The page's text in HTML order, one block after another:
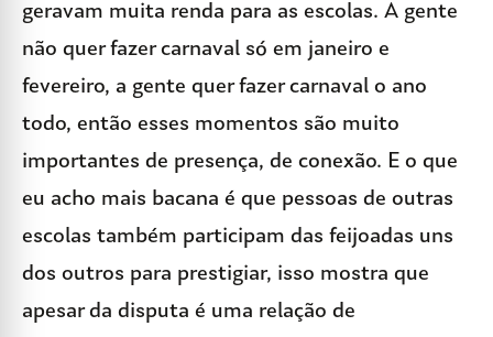
geravam muita renda para as escolas. A gente
não quer fazer carnaval só em janeiro e
fevereiro, a gente quer fazer carnaval o ano
todo, então esses momentos são muito
importantes de presença, de conexão. E o que
eu acho mais bacana é que pessoas de outras
escolas também participam das feijoadas uns
dos outros para prestigiar, isso mostra que
apesar da disputa é uma relação de